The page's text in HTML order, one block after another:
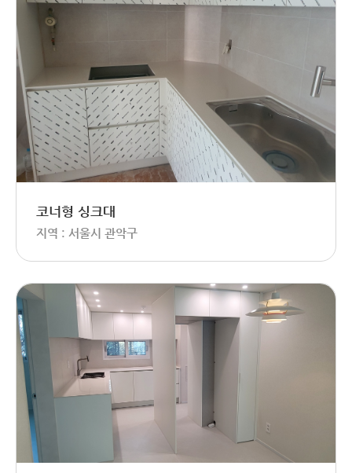
코너형 싱크대
지역 : 서울시 관악구